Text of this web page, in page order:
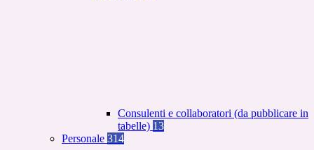
Consulenti e collaboratori (da pubblicare in
tabelle) 13
Personale 314